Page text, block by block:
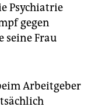
Psychiatrie
gegen
seine Frau
Arbeitgeber